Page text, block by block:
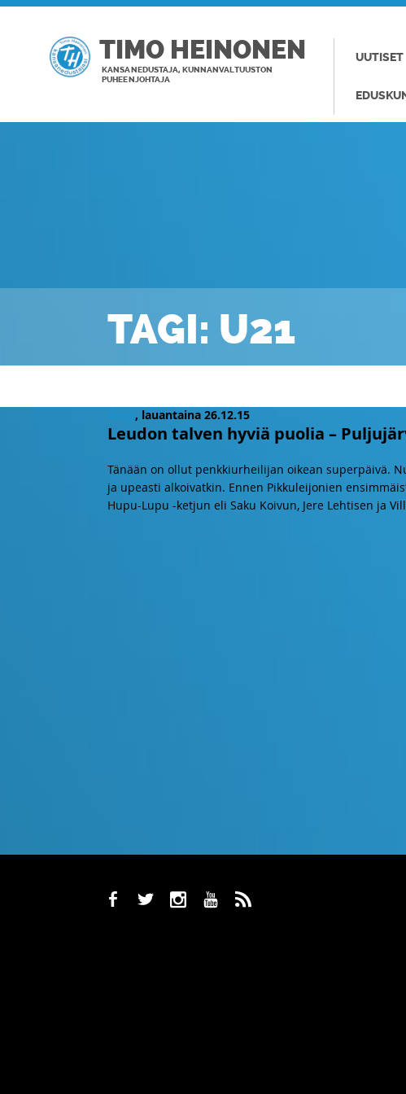
TIMO HEINONEN
KANSANEDUSTAJA, KUNNANVALTUUSTON
PUHEENJOHTAJA
UUTISET
TAGI: U21
, lauantaina 26.12.15
Leudon talven hyviä puolia –
Tänään on ollut penkkiurheilijan oikean superpäivä.
ja upeasti alkoivatkin. Ennen Pikkuleijonien
Hupu-Lupu -ketjun eli Saku Koivun, Jere Lehtisen ja
b a x r ,